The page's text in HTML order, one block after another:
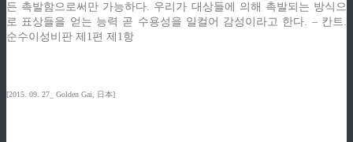
든 촉발함으로써만 가능하다. 우리가 대상들에 의해 촉발되는 방식으
로 표상들을 얻는 능력 곧 수용성을 일컬어 감성이라고 한다. – 칸트.
순수이성비판 제1편 제1항
[2015. 09. 27_ Golden Gai, 日本]